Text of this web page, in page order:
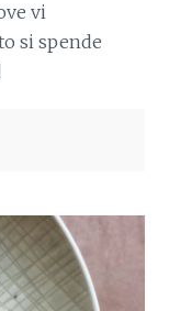
vi
si spende